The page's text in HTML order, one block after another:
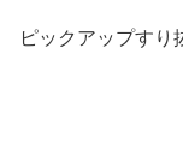
ピックアップすり